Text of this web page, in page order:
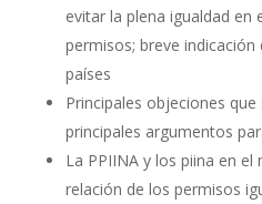
evitar la plena igualdad en
permisos; breve
países
Principales objeciones
principales argumentos
La PPIINA y los piina en
relación de los permisos